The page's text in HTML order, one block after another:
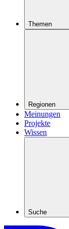
Themen
Regionen
Meinungen
Projekte
Wissen
Suche